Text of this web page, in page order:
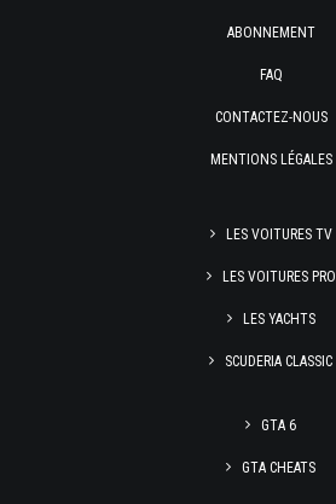
ABONNEMENT
FAQ
CONTACTEZ-NOUS
MENTIONS LÉGALES
LES VOITURES TV
LES VOITURES PRO
LES YACHTS
SCUDERIA CLASSIC
GTA 6
GTA CHEATS